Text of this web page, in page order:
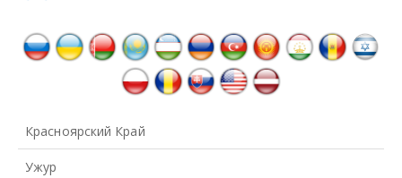
Красноярский Край
Ужур